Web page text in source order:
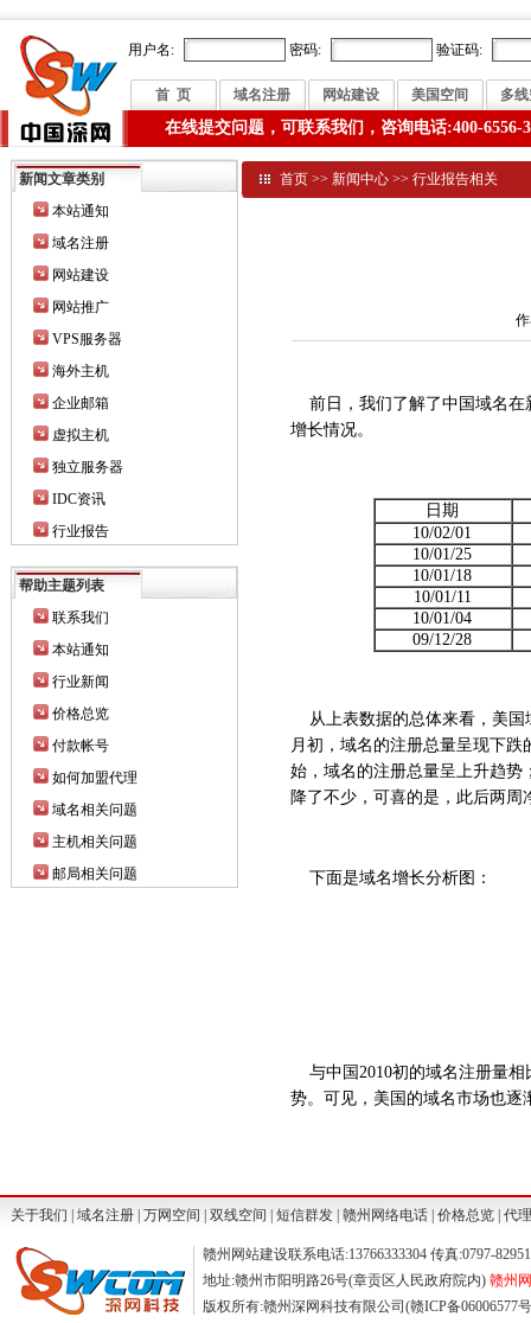
用户名: 密码: 验证码:
首 页 域名注册 网站建设 美国空间 多
在线提交问题，可联系我们，咨询电话:400-6556-
新闻文章类别
本站通知
域名注册
网站建设
网站推广
VPS服务器
海外主机
企业邮箱
虚拟主机
独立服务器
IDC资讯
行业报告
帮助主题列表
联系我们
本站通知
行业新闻
价格总览
付款帐号
如何加盟代理
域名相关问题
主机相关问题
邮局相关问题
首页 >>新闻中心 >>行业报告相关
前日，我们了解了中国域名在
增长情况。
日期
10/02/01
10/01/25
10/01/18
10/01/11
10/01/04
09/12/28
从上表数据的总体来看，美国
月初，域名的注册总量呈现下
始，域名的注册总量呈上升趋势
降了不少，可喜的是，此后两周
下面是域名增长分析图：
与中国2010初的域名注册量相
势。可见，美国的域名市场也逐
关于我们 域名注册 万网空间 双线空间 短信群发 赣州网络电话 价格总览 代
赣州网站建设联系电话:13766333304 传真:0797-
地址:赣州市阳明路26号(章贡区人民政府院内)赣州
版权所有:赣州深网科技有限公司(赣ICP备06006577